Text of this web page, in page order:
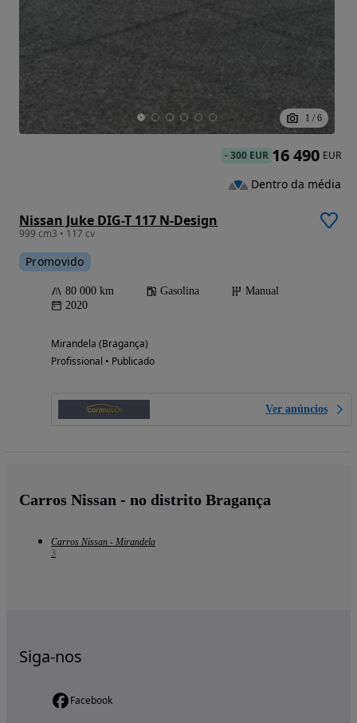
1 / 6
Nissan Juke DIG-T 117 N-Design
999 cm3 • 117 cv
Promovido
80 000 km Gasolina
Manual
2020
Mirandela (Bragança)
Profissional • Publicado
Ver anúncios
-300 EUR 16 490 EUR
Dentro da média
Carros Nissan - no distrito Bragança
Carros Nissan - Mirandela
3
Siga-nos
Facebook